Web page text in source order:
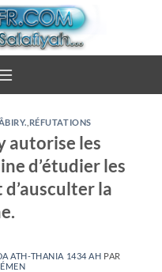
RÉFUTATIONS
autorise les
d’étudier les
la
ATH-THANIA 1434 AH PAR